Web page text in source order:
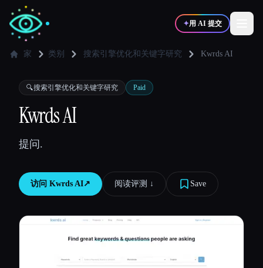
✦用 AI 提交
✍️写作者 🎨
💻
家 类别 搜索引擎优化和关键字研究 Kwrds AI
🔍搜索引擎优化和关键字研究 Paid
Kwrds AI
提问.
访问 Kwrds AI↗︎ 阅读评测 ↓︎ Save